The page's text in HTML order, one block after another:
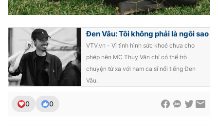
Ðiện thoại Thời báo VTV:024.66 897 897
Liên hệ quảng cáo:
024-7300.7108
Đen Vâu: Tôi không phải là ngôi sao
VTV.vn - Vì tình hình sức khoẻ chưa cho
phép nên MC Thuỵ Vân chỉ có thể trò
chuyện từ xa với nam ca sĩ nổi tiếng Đen
Vâu.
0 0